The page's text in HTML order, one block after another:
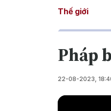
Thế giới
Pháp
22-08-2023,
This